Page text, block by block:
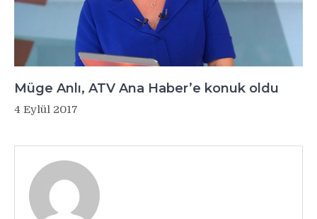
Müge Anlı, ATV Ana Haber’e konuk oldu
4 Eylül 2017